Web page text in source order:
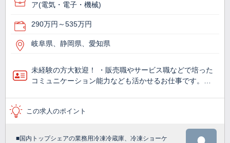
ア(電気・電子・機械)
290万円～535万円
岐阜県、静岡県、愛知県
未経験の方大歓迎！ ・販売職やサービス職などで培った
コミュニケーション能力なども活かせるお仕事です。…
この求人のポイント
■国内トップシェアの業務用冷凍冷蔵庫、冷凍ショーケ